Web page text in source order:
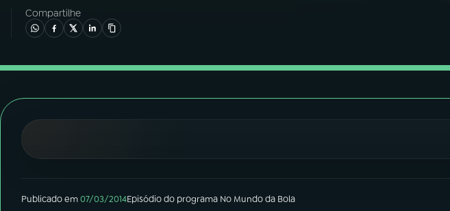
05PODCASTS
Compartilhe
Publicado em07/03/2014Episódiodo programa No Mundo da Bola